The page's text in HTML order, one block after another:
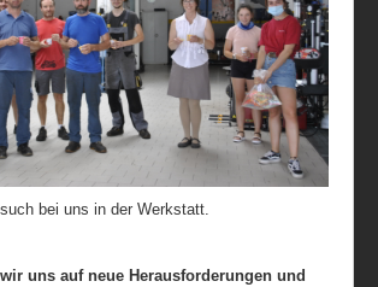
bei uns in der Werkstatt.
uns auf neue Herausforderungen und